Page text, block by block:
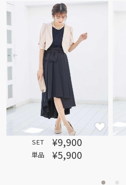
SET ¥9,900
単品 ¥5,900